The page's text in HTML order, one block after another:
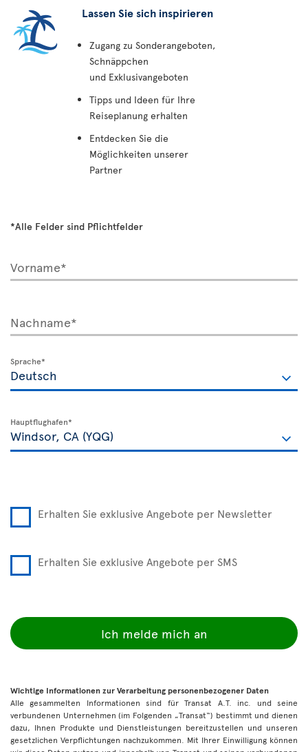
Lassen Sie sich inspirieren
Zugang zu Sonderangeboten,
Schnäppchen
und Exklusivangeboten
Tipps und Ideen für Ihre
Reiseplanung erhalten
Entdecken Sie die
Möglichkeiten unserer
Partner
*Alle Felder sind Pflichtfelder
Vorname*
Nachname*
Sprache*
Hauptflughafen*
Erhalten Sie exklusive Angebote per Newsletter
Erhalten Sie exklusive Angebote per SMS
Ich melde mich an
Wichtige Informationen zur Verarbeitung personenbezogener Daten
Alle gesammelten Informationen sind für Transat A.T. inc. und seine
verbundenen Unternehmen (im Folgenden „Transat“) bestimmt und dienen
dazu, Ihnen Produkte und Dienstleistungen bereitzustellen und unseren
gesetzlichen Verpflichtungen nachzukommen. Mit Ihrer Einwilligung können